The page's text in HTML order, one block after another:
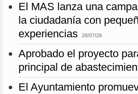
El MAS lanza una
la ciudadanía con
experiencias
28/07/26
Aprobado el proyecto
principal de
El Ayuntamiento